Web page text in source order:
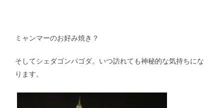
ミャンマーのお好み焼き？
そしてシェダゴンパゴダ。いつ訪れても神秘的な気持ちにな
ります。